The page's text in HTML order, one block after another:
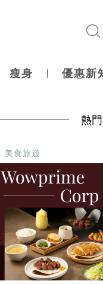
瘦身 優惠新
熱
美食旅遊